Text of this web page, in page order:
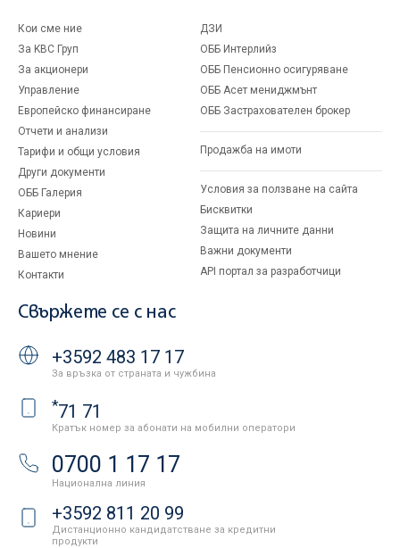
Кои сме ние
За KBC Груп
За акционери
Управление
Европейско финансиране
Отчети и анализи
Тарифи и общи условия
Други документи
ОББ Галерия
Кариери
Новини
Вашето мнение
Контакти
ДЗИ
ОББ Интерлийз
ОББ Пенсионно осигуряване
ОББ Асет мениджмънт
ОББ Застрахователен брокер
Продажба на имоти
Условия за ползване на сайта
Бисквитки
Защита на личните данни
Важни документи
API портал за разработчици
Свържете се с нас
+3592 483 17 17
За връзка от страната и чужбина
*71 71
Кратък номер за абонати на мобилни оператори
0700 1 17 17
Национална линия
+3592 811 20 99
Дистанционно кандидатстване за кредитни
продукти